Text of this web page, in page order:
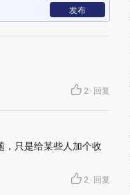
发布
2 · 回复
，只是给某些人加个收
2 · 回复